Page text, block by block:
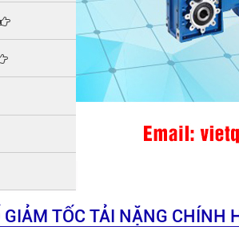
GIẢM TỐC TẢI NẶNG CHÍNH